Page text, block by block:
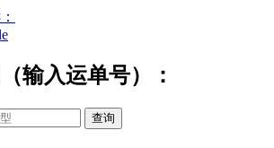
输入运单号）：